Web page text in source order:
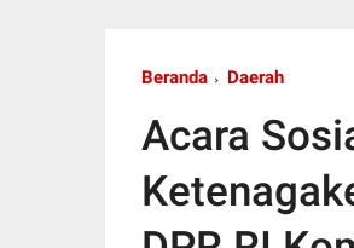
Beranda Daerah
Acara